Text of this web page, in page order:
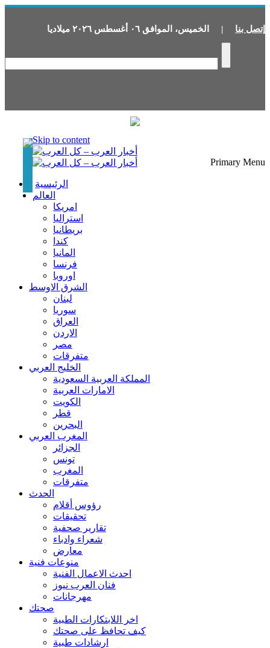
إتصل بنا | الخميس، الموافق ٠٦ أغسطس ٢٠٢٦ ميلاديا
Skip to content
Primary Menu
الرئيسية
العالم
امريكا
استراليا
بريطانيا
كندا
المانيا
فرنسا
اوروبا
الشرق الاوسط
لبنان
سوريا
العراق
الاردن
مصر
متفرقات
الخليج العربي
المملكة العربية السعودية
الامارات العربية
الكويت
قطر
البحرين
المغرب العربي
الجزائر
تونس
المغرب
متفرقات
الحدث
رؤوس أقلام
تحقيقات
تقارير صحفية
شعراء وادباء
معارض
منوعات فنية
احدث الاعمال الفنية
فنان العرب نيوز
مهرجانات
صحتك
اخر اللابتكارات الطبية
كيف تحافظ على صحتك
ارشادات طبية